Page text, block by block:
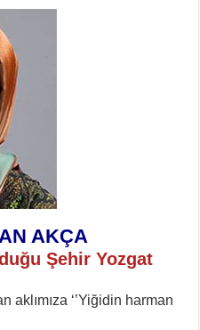
AKÇA
Şehir Yozgat
aklımıza ‘’Yiğidin harman